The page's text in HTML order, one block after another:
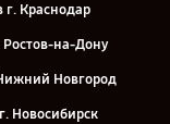
г. Краснодар
Ростов-на-Дону
Новгород
Новосибирск